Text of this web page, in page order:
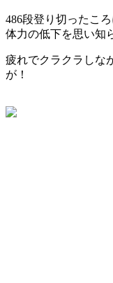
486段登り切ったこ
体力の低下を思い知
疲れでクラクラしな
が！